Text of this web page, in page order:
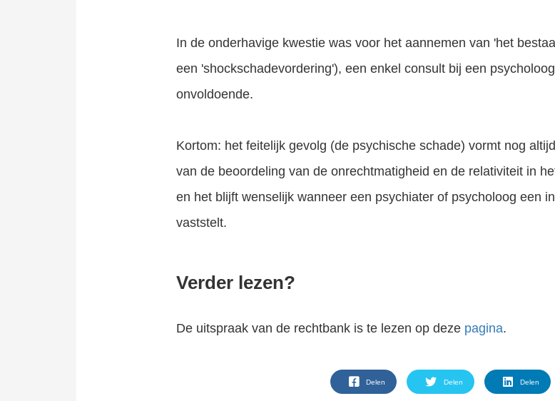
In de onderhavige kwestie was voor het aannemen van 'het
een 'shockschadevordering'), een enkel consult bij een
onvoldoende.
Kortom: het feitelijk gevolg (de psychische schade) vormt nog
van de beoordeling van de onrechtmatigheid en de relativiteit in
en het blijft wenselijk wanneer een psychiater of psycholoog een
vaststelt.
Verder lezen?
De uitspraak van de rechtbank is te lezen op deze pagina.
Delen Delen Delen